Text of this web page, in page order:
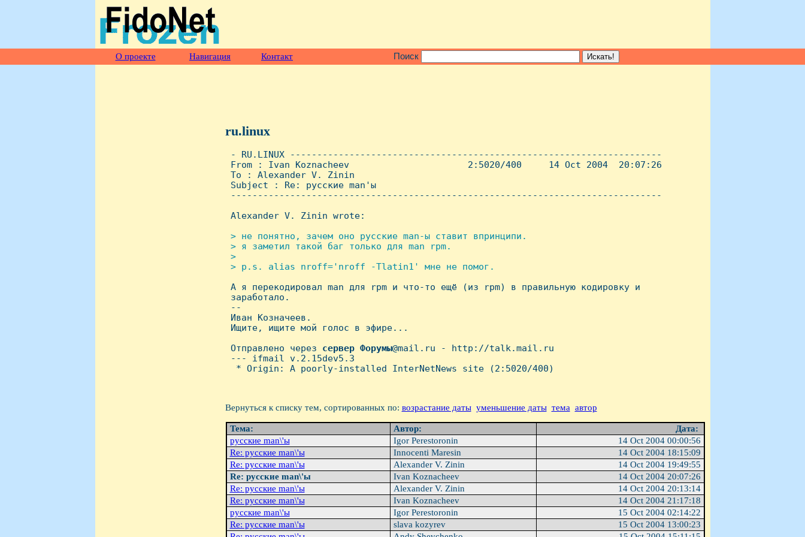
О проекте Навигация Контакт Поиск
ru.linux
- RU.LINUX ---------------------------------------------------------------------
From : Ivan Koznacheev                      2:5020/400     14 Oct 2004  20:07:26
To : Alexander V. Zinin
Subject : Re: русские man'ы
--------------------------------------------------------------------------------
Alexander V. Zinin wrote:
> не понятно, зачем оно русские man-ы ставит впринципи.
> я заметил такой баг только для man rpm.
>
> p.s. alias nroff='nroff -Tlatin1' мне не помог.
А я перекодировал man для rpm и что-то ещё (из rpm) в правильную кодировку и
заработало.
--
Иван Козначеев.
Ищите, ищите мой голос в эфире...
Отправлено через сервер Форумы@mail.ru - http://talk.mail.ru
--- ifmail v.2.15dev5.3
  * Origin: A poorly-installed InterNetNews site (2:5020/400)
Вернуться к списку тем, сортированных по: возрастание даты уменьшение даты тема автор
Тема: Автор:
Дата:
русские man\'ы
Igor Perestoronin
14 Oct 2004 00:00:56
Re: русские man\'ы
Innocenti Maresin
14 Oct 2004 18:15:09
Re: русские man\'ы
Alexander V. Zinin
14 Oct 2004 19:49:55
Re: русские man\'ы
Ivan Koznacheev
14 Oct 2004 20:07:26
Re: русские man\'ы
Alexander V. Zinin
14 Oct 2004 20:13:14
Re: русские man\'ы
Ivan Koznacheev
14 Oct 2004 21:17:18
русские man\'ы
Igor Perestoronin
15 Oct 2004 02:14:22
Re: русские man\'ы
slava kozyrev
15 Oct 2004 13:00:23